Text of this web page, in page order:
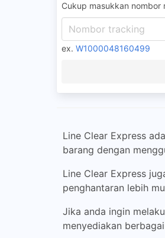
Cukup masukkan
ex. W1000048160499
Line Clear Express
barang dengan
Line Clear Express
penghantaran lebih
Jika anda ingin
menyediakan